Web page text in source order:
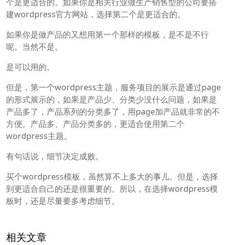
建wordpress官方网站，选择第二个是更适合的。
如果你是做产品的又想用第一个那样的模板，是不是不行
呢。当然不是。
是可以用的。
但是，第一个wordpress主题，服务项目的展示是通过page
的形式展示的，如果是产品少、分类少没什么问题，如果是
产品多了，产品系列的分类多了，用page加产品就非常的不
方便。产品多、产品分类多的，更适合使用第二个
wordpress主题。
有句话说，细节决定成败。
买个wordpress模板，虽然算不上多大的事儿。但是，选择
到更适合自己的还是很重要的。所以，在选择wordpress模
板时，还是尽量要多考虑细节。
相关文章